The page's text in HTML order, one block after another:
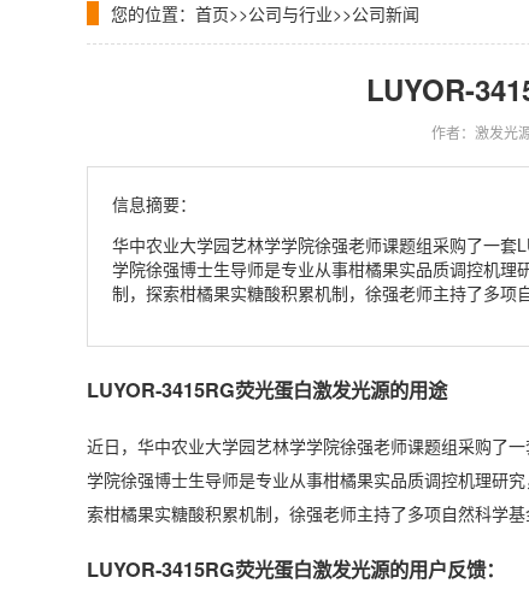
您的位置： 首页>>公司与行业>>公司新闻
LUYOR-
作者：激发光
信息摘要：
华中农业大学园艺林学学院徐强老师课题组采购了一
学院徐强博士生导师是专业从事柑橘果实品质调控机
制，探索柑橘果实糖酸积累机制，徐强老师主持了多项
LUYOR-3415RG荧光蛋白激发光源的用途
近日，华中农业大学园艺林学学院徐强老师课题组采购了
学院徐强博士生导师是专业从事柑橘果实品质调控机理研
索柑橘果实糖酸积累机制，徐强老师主持了多项自然科学
LUYOR-3415RG荧光蛋白激发光源的用户反馈：